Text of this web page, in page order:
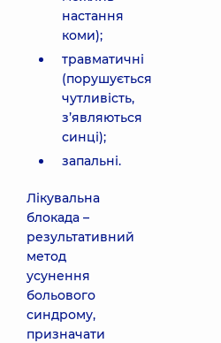
настання
коми);
травматичні
(порушується
чутливість,
з’являються
синці);
запальні.
Лікувальна
блокада –
результативний
метод
усунення
больового
синдрому,
призначати